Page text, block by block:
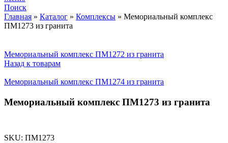
Поиск
Главная » Каталог » Комплексы » Мемориальный комплекс
ПМ1273 из гранита
Мемориальный комплекс ПМ1272 из гранита
Назад к товарам
Мемориальный комплекс ПМ1274 из гранита
Мемориальный комплекс ПМ1273 из гранита
SKU: ПМ1273